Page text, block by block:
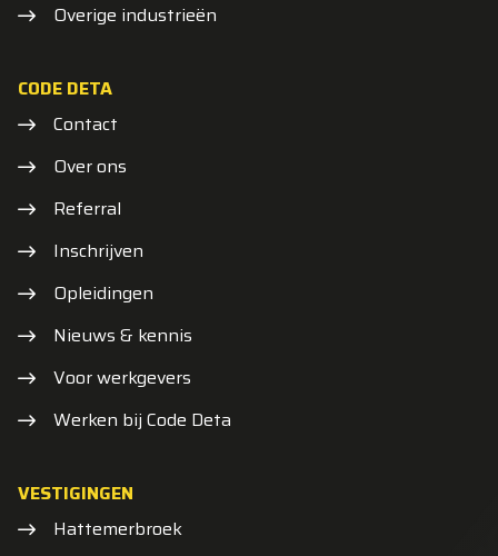
Overige industrieën
CODE DETA
Contact
Over ons
Referral
Inschrijven
Opleidingen
Nieuws & kennis
Voor werkgevers
Werken bij Code Deta
VESTIGINGEN
Hattemerbroek